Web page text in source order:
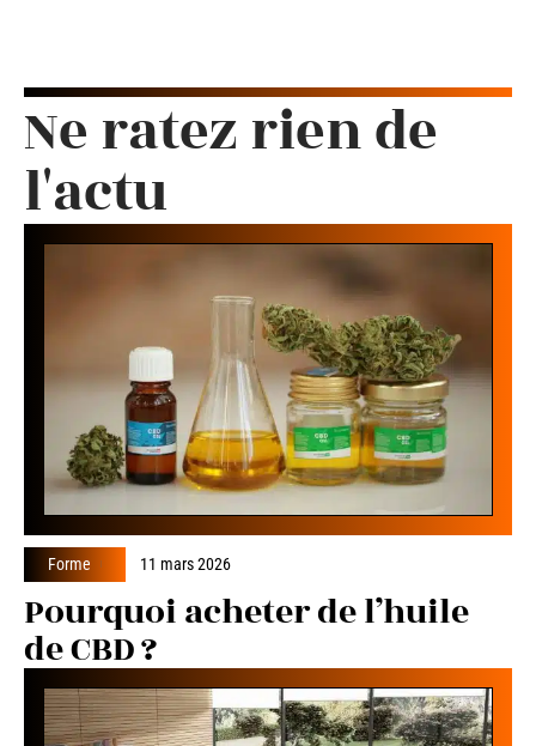
Ne ratez rien de
l'actu
Forme 11 mars 2026
Pourquoi acheter de l’huile
de CBD ?